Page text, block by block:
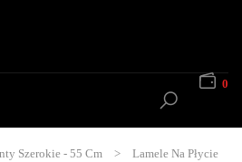
0
Szerokie - 55 Cm >
Lamele Na Płycie